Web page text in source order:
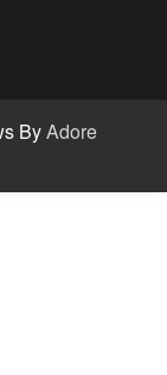
ByAdore